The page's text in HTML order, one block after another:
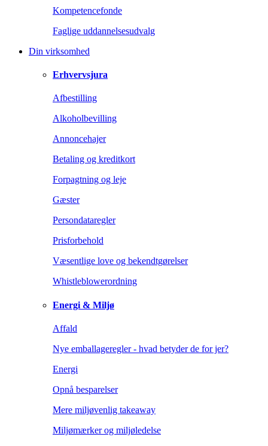
Kompetencefonde
Faglige uddannelsesudvalg
Din virksomhed
Erhvervsjura
Afbestilling
Alkoholbevilling
Annoncehajer
Betaling og kreditkort
Forpagtning og leje
Gæster
Persondataregler
Prisforbehold
Væsentlige love og bekendtgørelser
Whistleblowerordning
Energi & Miljø
Affald
Nye emballageregler - hvad betyder de for jer?
Energi
Opnå besparelser
Mere miljøvenlig takeaway
Miljømærker og miljøledelse